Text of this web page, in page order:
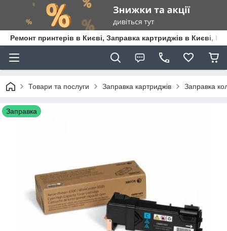
Ремонт принтерів в Києві, Заправка картриджів в Києві,
Товари та послуги Заправка картриджів Заправка
Заправка